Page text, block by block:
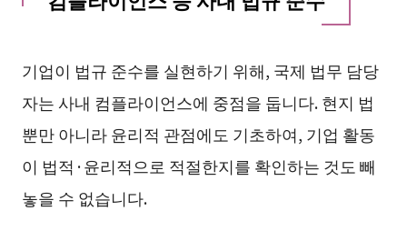
기업이 법규 준수를 실현하기 위해, 국제 법무 담당
자는 사내 컴플라이언스에 중점을 둡니다. 현지 법
뿐만 아니라 윤리적 관점에도 기초하여, 기업 활동
이 법적·윤리적으로 적절한지를 확인하는 것도 빼
놓을 수 없습니다.